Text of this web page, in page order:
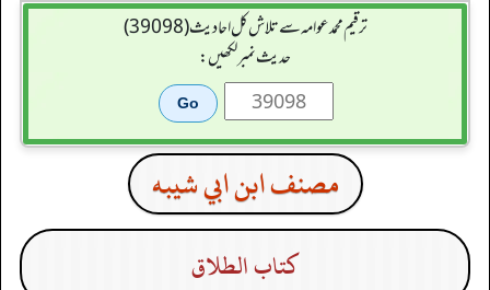
ترقیم محمدعوامہ سے تلاش کل احادیث (39098)
حدیث نمبر لکھیں:
مصنف ابن ابي شيبه
كتاب الطلاق